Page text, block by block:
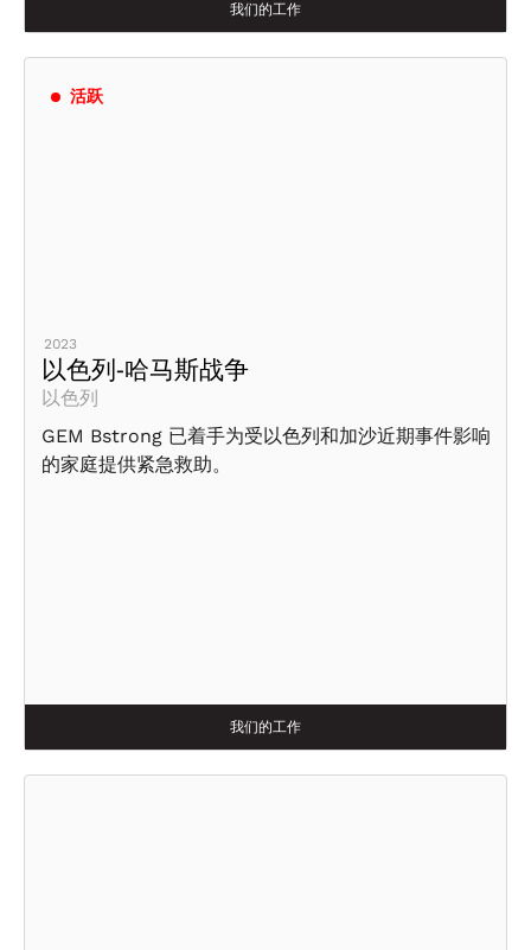
我们的工作
活跃
2023
以色列-哈马斯战争
以色列
GEM Bstrong 已着手为受以色列和加沙近期事件影响
的家庭提供紧急救助。
我们的工作